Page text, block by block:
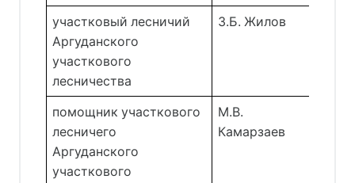
участковый лесничий
Аргуданского
участкового
лесничества
З.Б. Жилов
помощник участкового
лесничего
Аргуданского
участкового
М.В.
Камарзаев